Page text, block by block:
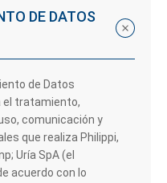
DE DATOS
de Datos
el tratamiento,
comunicación y
que realiza Philippi,
Uría SpA (el
acuerdo con lo